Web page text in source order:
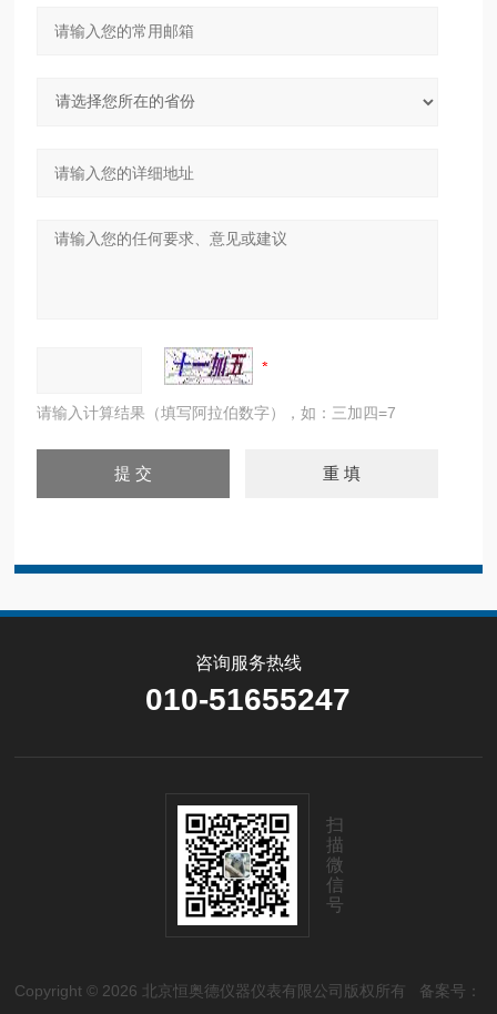
请输入计算结果（填写阿拉伯数字），如：三加四=7
咨询服务热线
010-51655247
扫
描
微
信
号
Copyright © 2026 北京恒奥德仪器仪表有限公司版权所有 备案号：